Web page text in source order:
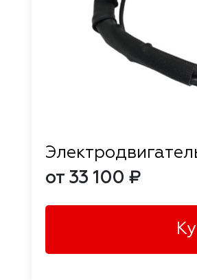
от 33 100 ₽